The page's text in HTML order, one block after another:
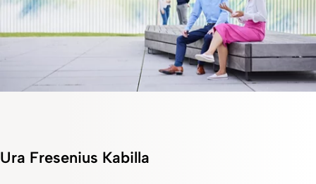
Ura Fresenius Kabilla